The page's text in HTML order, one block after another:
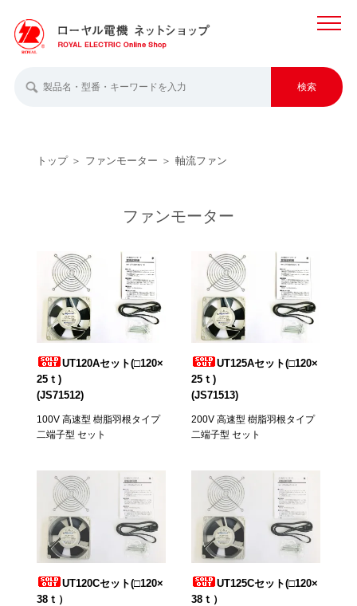
検索
トップ ファンモーター 軸流ファン
ファンモーター
UT120Aセット(□120×
25ｔ)
(JS71512)
100V 高速型 樹脂羽根タイプ
二端子型 セット
UT125Aセット(□120×
25ｔ)
(JS71513)
200V 高速型 樹脂羽根タイプ
二端子型 セット
UT120Cセット(□120×
38ｔ）
UT125Cセット(□120×
38ｔ）